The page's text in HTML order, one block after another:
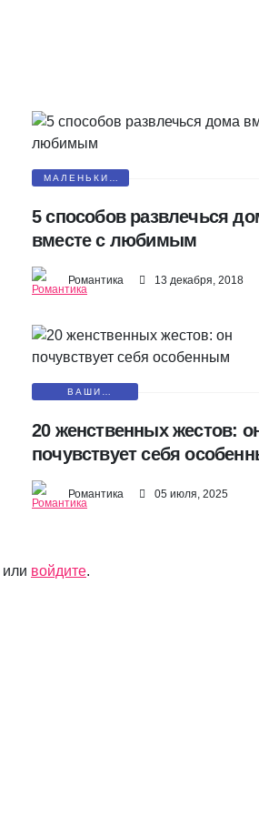
МАЛЕНЬКИЕ
5 способов развлечься
вместе с любимым
Романтика 13 декабря, 2018
ВАШИ
20 женственных жестов:
почувствует себя
Романтика 05 июля, 2025
или войдите.